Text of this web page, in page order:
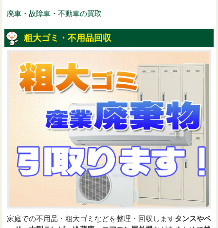
廃車・故障車・不動車の買取
粗大ゴミ・不用品回収
家庭での不用品・粗大ゴミなどを整理・回収しますタンスやベ